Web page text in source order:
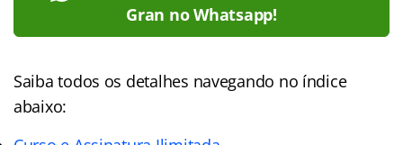
Gran no Whatsapp!
Saiba todos os detalhes navegando no índice
abaixo: